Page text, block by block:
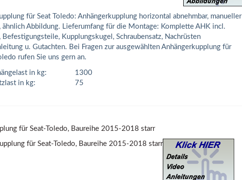
für Seat Toledo: Anhängerkupplung horizontal abnehmbar, manueller
ähnlich Abbildung. Lieferumfang für die Montage: Komplette AHK incl.
Befestigungsteile, Kupplungskugel, Schraubensatz, Nachrüsten
u. Gutachten. Bei Fragen zur ausgewählten Anhängerkupplung für
rufen Sie uns gern an.
in kg:
1300
in kg:
75
für Seat-Toledo, Baureihe 2015-2018 starr